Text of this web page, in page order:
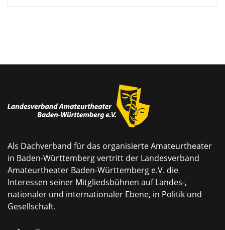
Als Dachverband für das organisierte Amateurtheater
in Baden-Württemberg vertritt der Landesverband
Amateurtheater Baden-Württemberg e.V. die
Interessen seiner Mitgliedsbühnen auf Landes-,
nationaler und internationaler Ebene, in Politik und
Gesellschaft.